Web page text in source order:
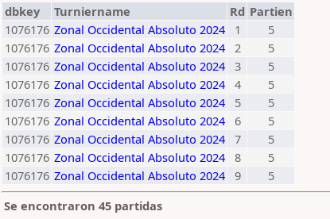
dbkey Turniername Rd Partien
1076176 Zonal Occidental Absoluto 2024 1
5
1076176 Zonal Occidental Absoluto 2024 2
5
1076176 Zonal Occidental Absoluto 2024 3
5
1076176 Zonal Occidental Absoluto 2024 4
5
1076176 Zonal Occidental Absoluto 2024 5
5
1076176 Zonal Occidental Absoluto 2024 6
5
1076176 Zonal Occidental Absoluto 2024 7
5
1076176 Zonal Occidental Absoluto 2024 8
5
1076176 Zonal Occidental Absoluto 2024 9
5
Se encontraron 45 partidas